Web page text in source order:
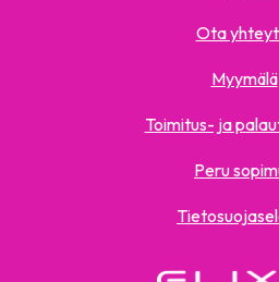
Ota
Myymälä
Toimitus- ja
Peru